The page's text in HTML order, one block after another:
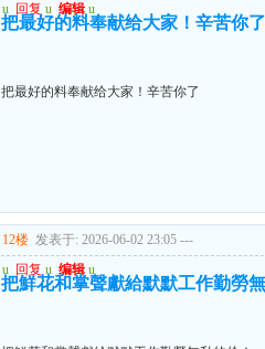
u 回复 u 编辑 u
把最好的料奉献给大家！辛苦你了
把最好的料奉献给大家！辛苦你了
12楼 发表于: 2026-06-02 23:05 ---
u 回复 u 编辑 u
把鮮花和掌聲獻給默默工作勤勞